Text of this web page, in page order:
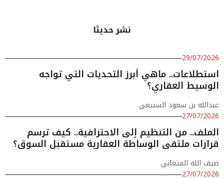
نشر حديثا
29/07/2026
استطلاعات.. ماهي أبرز التحديات التي تواجه
الوسيط العقاري؟
عبدالله بن سعود السبيعي
27/07/2026
الملف.. من التنظيم إلى الاحترافية.. كيف ترسم
قرارات ملتقى الوساطة العقارية مستقبل السوق؟
ضيف الله المتعاني
27/07/2026